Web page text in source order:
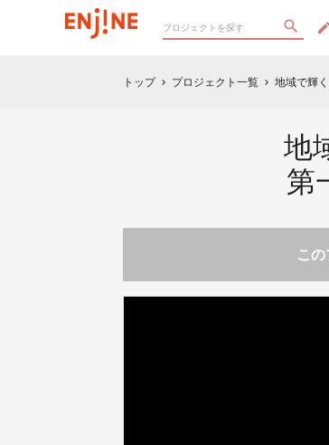
トップ chevron_right プロジェクト一覧 chevron_right 地域で輝
地
第
こ